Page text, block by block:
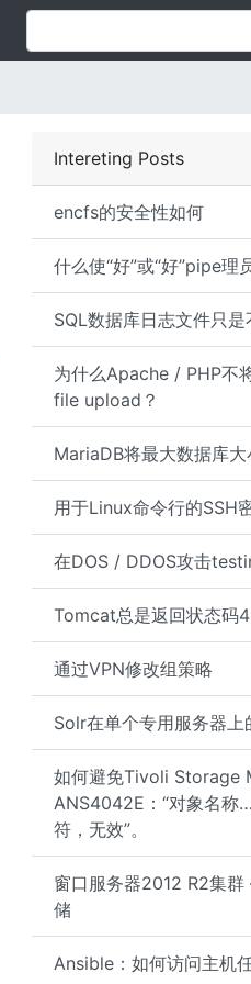
Intereting Posts
encfs的安全性如何
什么使“好”或“好”pipe理
SQL数据库日志文件只是
为什么Apache / PHP不
file upload？
MariaDB将最大数据库大
用于Linux命令行的SSH
在DOS / DDOS攻击
Tomcat总是返回状态码
通过VPN修改组策略
Solr在单个专用服务器上
如何避免Tivoli Storage
ANS4042E：“对象名称
符，无效”。
窗口服务器2012 R2集
储
Ansible：如何访问主机